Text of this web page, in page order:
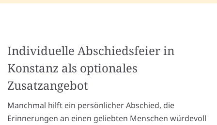
Individuelle Abschiedsfeier in
Konstanz als optionales
Zusatzangebot
Manchmal hilft ein persönlicher Abschied, die
Erinnerungen an einen geliebten Menschen würdevoll